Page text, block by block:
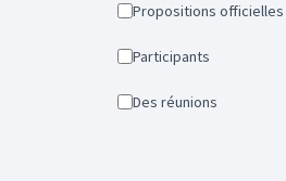
Propositions officielles
Participants
Des réunions